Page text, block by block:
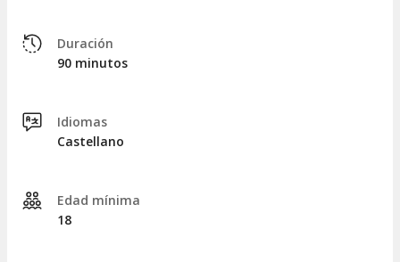
Duración
90 minutos
Idiomas
Castellano
Edad mínima
18